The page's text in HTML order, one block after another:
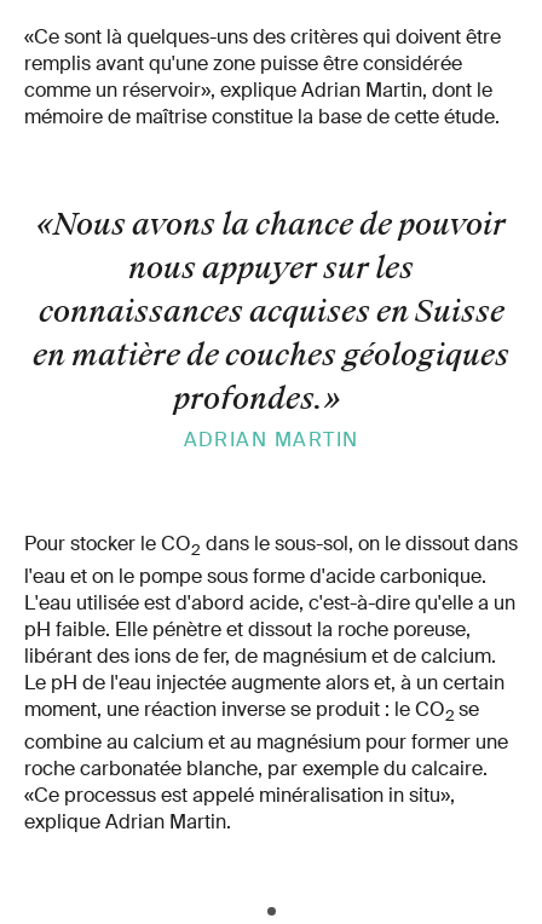
«Ce sont là quelques-uns des critères qui doivent être
remplis avant qu'une zone puisse être considérée
comme un réservoir», explique Adrian Martin, dont le
mémoire de maîtrise constitue la base de cette étude.
«Nous avons la chance de pouvoir
nous appuyer sur les
connaissances acquises en Suisse
en matière de couches géologiques
profondes.»
ADRIAN MARTIN
Pour stocker le CO2 dans le sous-sol, on le dissout dans
l'eau et on le pompe sous forme d'acide carbonique.
L'eau utilisée est d'abord acide, c'est-à-dire qu'elle a un
pH faible. Elle pénètre et dissout la roche poreuse,
libérant des ions de fer, de magnésium et de calcium.
Le pH de l'eau injectée augmente alors et, à un certain
moment, une réaction inverse se produit : le CO2se
combine au calcium et au magnésium pour former une
roche carbonatée blanche, par exemple du calcaire.
«Ce processus est appelé minéralisation in situ»,
explique Adrian Martin.